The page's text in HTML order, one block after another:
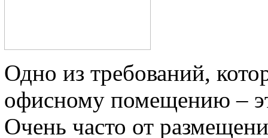
Одно из требований,
офисному помещению –
Очень часто от